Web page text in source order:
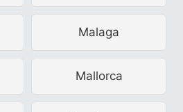
Malaga
Mallorca